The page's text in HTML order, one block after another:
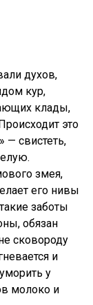
духов,
кур,
клады,
это
— свистеть,
змея,
его нивы
заботы
обязан
сковороду
и
у
молоко и